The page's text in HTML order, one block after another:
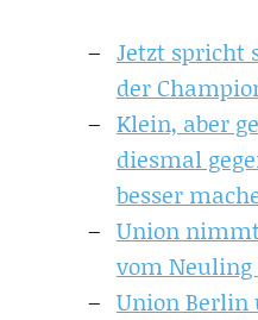
Jetzt spricht
der
Klein, aber
diesmal
besser
Union
vom Neuling
Union Berlin